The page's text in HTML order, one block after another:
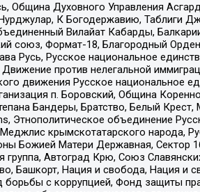
Община Духовного Управления
К Богодержавию, Таблиги
Вилайат Кабарды,
союз, Формат-18, Благородный
Русь, Русское национальное
против нелегальной
движения Русское национальное
п. Боровский, Община
Бандеры, Братство, Белый Крест,
Этнополитическое объединение
крымскотатарского народа,
Божией Матери Державная, Сектор
Автоград Крю, Союз
Башкорт, Нация и свобода, Нация и
с коррупцией, Фонд защиты